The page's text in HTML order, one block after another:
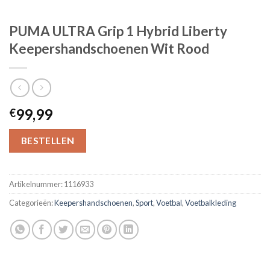
PUMA ULTRA Grip 1 Hybrid Liberty
Keepershandschoenen Wit Rood
€99,99
BESTELLEN
Artikelnummer:1116933
Categorieën:Keepershandschoenen,Sport,Voetbal,Voetbalkleding